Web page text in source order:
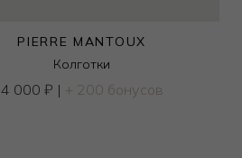
PIERRE MANTOUX
Колготки
4 000 ₽ | + 200 бонусов